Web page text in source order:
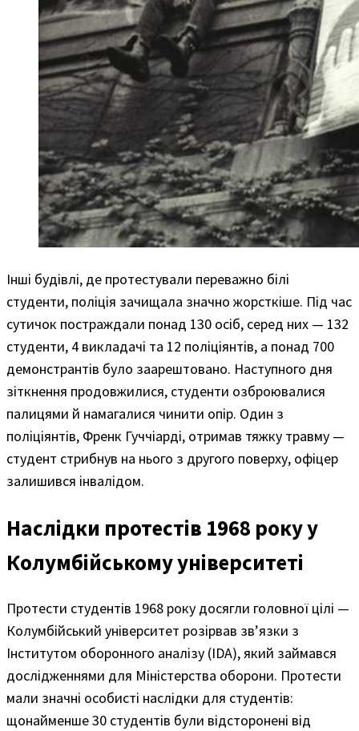
Інші будівлі, де протестували переважно білі
студенти, поліція зачищала значно жорсткіше. Під час
сутичок постраждали понад 130 осіб, серед них — 132
студенти, 4 викладачі та 12 поліціянтів, а понад 700
демонстрантів було заарештовано. Наступного дня
зіткнення продовжилися, студенти озброювалися
палицями й намагалися чинити опір. Один з
поліціянтів, Френк Гуччіарді, отримав тяжку травму —
студент стрибнув на нього з другого поверху, офіцер
залишився інвалідом.
Наслідки протестів 1968 року у
Колумбійському університеті
Протести студентів 1968 року досягли головної цілі —
Колумбійський університет розірвав зв’язки з
Інститутом оборонного аналізу (IDA), який займався
дослідженнями для Міністерства оборони. Протести
мали значні особисті наслідки для студентів:
щонайменше 30 студентів були відсторонені від